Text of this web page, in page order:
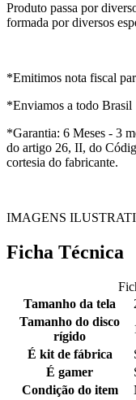
Produto passa por
formada por diversos
*Emitimos nota fiscal
*Enviamos a todo Brasil
*Garantia: 6 Meses - 3
do artigo 26, II, do
cortesia do fabricante.
IMAGENS
Ficha Técnica
Tamanho da tela
Tamanho do disco
rígido
É kit de fábrica
É gamer
Condição do item